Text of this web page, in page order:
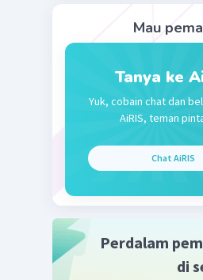
benda bening
Mau
Tanya ke
Yuk, cobain chat dan
AiRIS, teman
Chat AiRIS
Perdalam
di